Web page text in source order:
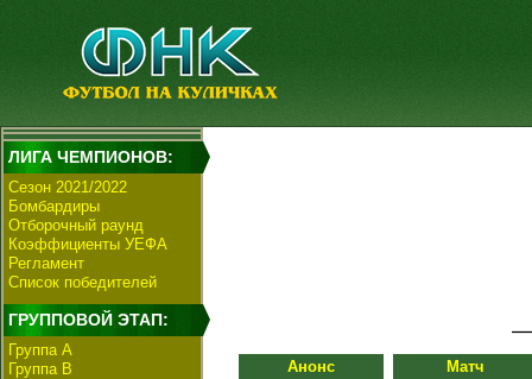
ЛИГА ЧЕМПИОНОВ:
Сезон 2021/2022
Бомбардиры
Отборочный раунд
Коэффициенты УЕФА
Регламент
Список победителей
ГРУППОВОЙ ЭТАП:
Группа А
Группа В
Анонс Матч